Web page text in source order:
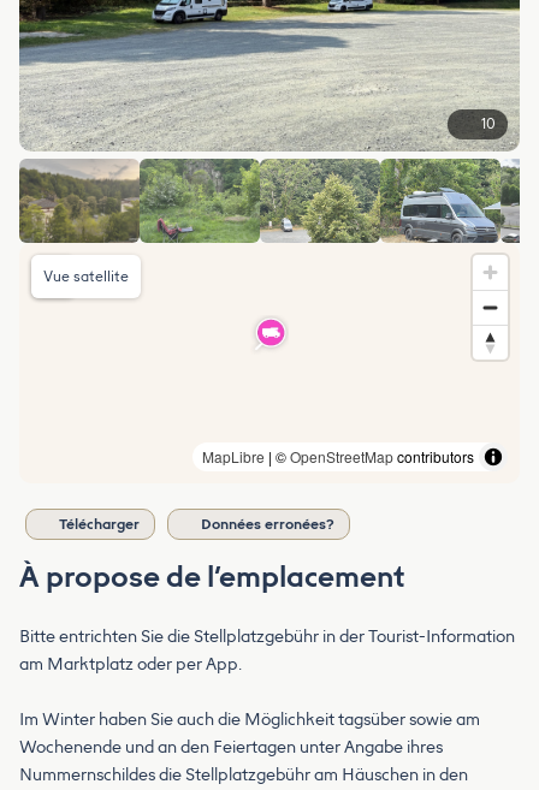
10
MapLibre | ©OpenStreetMapcontributors
Vue satellite
Télécharger Données erronées?
À propose de l’emplacement
Bitte entrichten Sie die Stellplatzgebühr in der Tourist-Information
am Marktplatz oder per App.
Im Winter haben Sie auch die Möglichkeit tagsüber sowie am
Wochenende und an den Feiertagen unter Angabe ihres
Nummernschildes die Stellplatzgebühr am Häuschen in den